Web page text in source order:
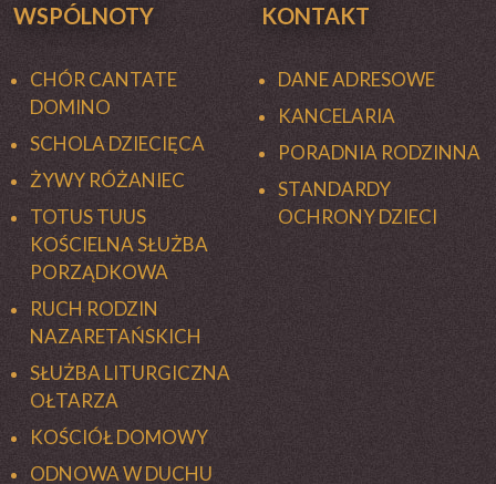
WSPÓLNOTY
CHÓR CANTATE
DOMINO
SCHOLA DZIECIĘCA
ŻYWY RÓŻANIEC
TOTUS TUUS
KOŚCIELNA SŁUŻBA
PORZĄDKOWA
RUCH RODZIN
NAZARETAŃSKICH
SŁUŻBA LITURGICZNA
OŁTARZA
KOŚCIÓŁ DOMOWY
ODNOWA W DUCHU
KONTAKT
DANE ADRESOWE
KANCELARIA
PORADNIA RODZINNA
STANDARDY
OCHRONY DZIECI